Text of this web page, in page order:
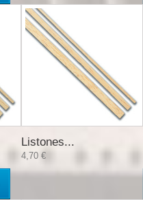
Listones...
4,70 €